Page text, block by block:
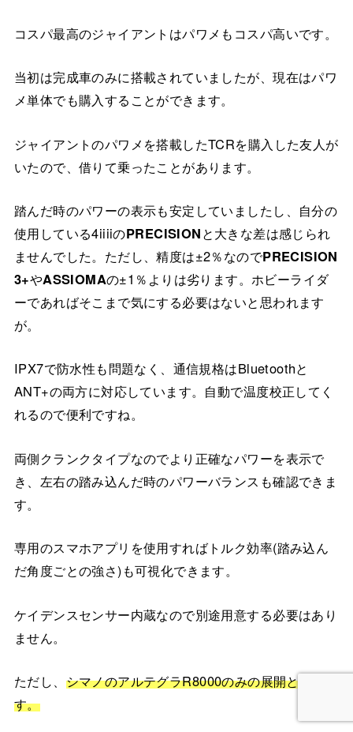
コスパ最高のジャイアントはパワメもコスパ高いです。
当初は完成車のみに搭載されていましたが、現在はパワ
メ単体でも購入することができます。
ジャイアントのパワメを搭載したTCRを購入した友人が
いたので、借りて乗ったことがあります。
踏んだ時のパワーの表示も安定していましたし、自分の
使用している4iiiiのPRECISIONと大きな差は感じられ
ませんでした。ただし、精度は±2％なのでPRECISION
3+やASSIOMAの±1％よりは劣ります。ホビーライダ
ーであればそこまで気にする必要はないと思われます
が。
IPX7で防水性も問題なく、通信規格はBluetoothと
ANT+の両方に対応しています。自動で温度校正してく
れるので便利ですね。
両側クランクタイプなのでより正確なパワーを表示で
き、左右の踏み込んだ時のパワーバランスも確認できま
す。
専用のスマホアプリを使用すればトルク効率(踏み込ん
だ角度ごとの強さ)も可視化できます。
ケイデンスセンサー内蔵なので別途用意する必要はあり
ません。
ただし、 シマノのアルテグラR8000のみの展開となりま
す。